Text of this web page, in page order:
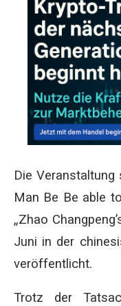
Die Veranstaltung
Man Be Be able
„Zhao
Juni in der
veröffentlicht.
Trotz der